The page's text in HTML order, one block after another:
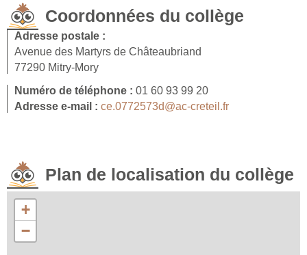
Coordonnées du collège
Adresse postale :
Avenue des Martyrs de Châteaubriand
77290 Mitry-Mory
Numéro de téléphone : 01 60 93 99 20
Adresse e-mail : ce.0772573d@ac-creteil.fr
Plan de localisation du collège
+
−